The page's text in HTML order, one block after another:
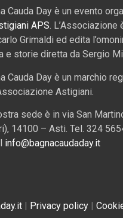
Cauda Day è un evento
APS. L’Associazione
Grimaldi ed edita
e storie diretta da Sergio
Cauda Day è un marchio
Astigiani.
sede è in via San
14100 – Asti. Tel. 324
info@bagnacaudaday.it
Privacy policy